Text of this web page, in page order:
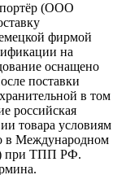
(ООО
фирмой
на
оснащено
поставки
в том
российская
товара условиям
в Международном
при ТПП РФ.